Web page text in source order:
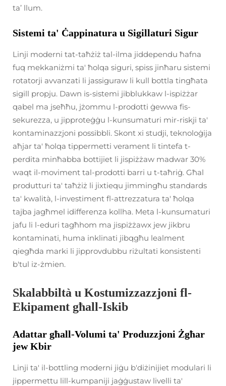
ta’ llum.
Sistemi ta' Ċappinatura u Sigillaturi Sigur
Linji moderni tat-taħżiż tal-ilma jiddependu ħafna
fuq mekkaniżmi ta' ħolqa siguri, spiss jinħaru sistemi
rotatorji avvanzati li jassiguraw li kull bottla tingħata
sigill propju. Dawn is-sistemi jibblukkaw l-ispiżżar
qabel ma jseħħu, jżommu l-prodotti ġewwa fis-
sekurezza, u jipproteġġu l-kunsumaturi mir-riskji ta'
kontaminazzjoni possibbli. Skont xi studji, teknoloġija
aħjar ta' ħolqa tippermetti verament li tintefa t-
perdita minħabba bottijiet li jispiżżaw madwar 30%
waqt il-moviment tal-prodotti barri u t-taħriġ. Għal
produtturi ta' taħżiż li jixtiequ jimmingħu standards
ta' kwalità, l-investiment fl-attrezzatura ta' ħolqa
tajba jagħmel idifferenza kollha. Meta l-kunsumaturi
jafu li l-eduri tagħhom ma jispiżżawx jew jikbru
kontaminati, huma inklinati jibqgħu lealment
qiegħda marki li jipprovdubbu riżultati konsistenti
b'tul iz-żmien.
Skalabbiltà u Kostumizzazzjoni fl-
Ekipament għall-Iskib
Adattar għall-Volumi ta' Produzzjoni Żgħar
jew Kbir
Linji ta' il-bottling moderni jiġu b'diżinijiet modulari li
jippermettu lill-kumpaniji jaġġustaw livelli ta'